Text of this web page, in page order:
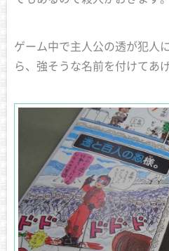
ゲーム中で主人公の透が犯人
ら、強そうな名前を付けてあ